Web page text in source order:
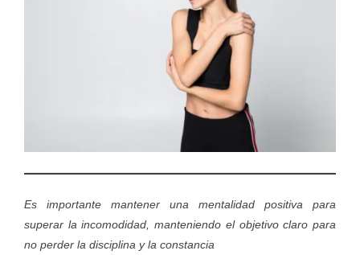
Es importante mantener una mentalidad positiva para
superar la incomodidad, manteniendo el objetivo claro para
no perder la disciplina y la constancia